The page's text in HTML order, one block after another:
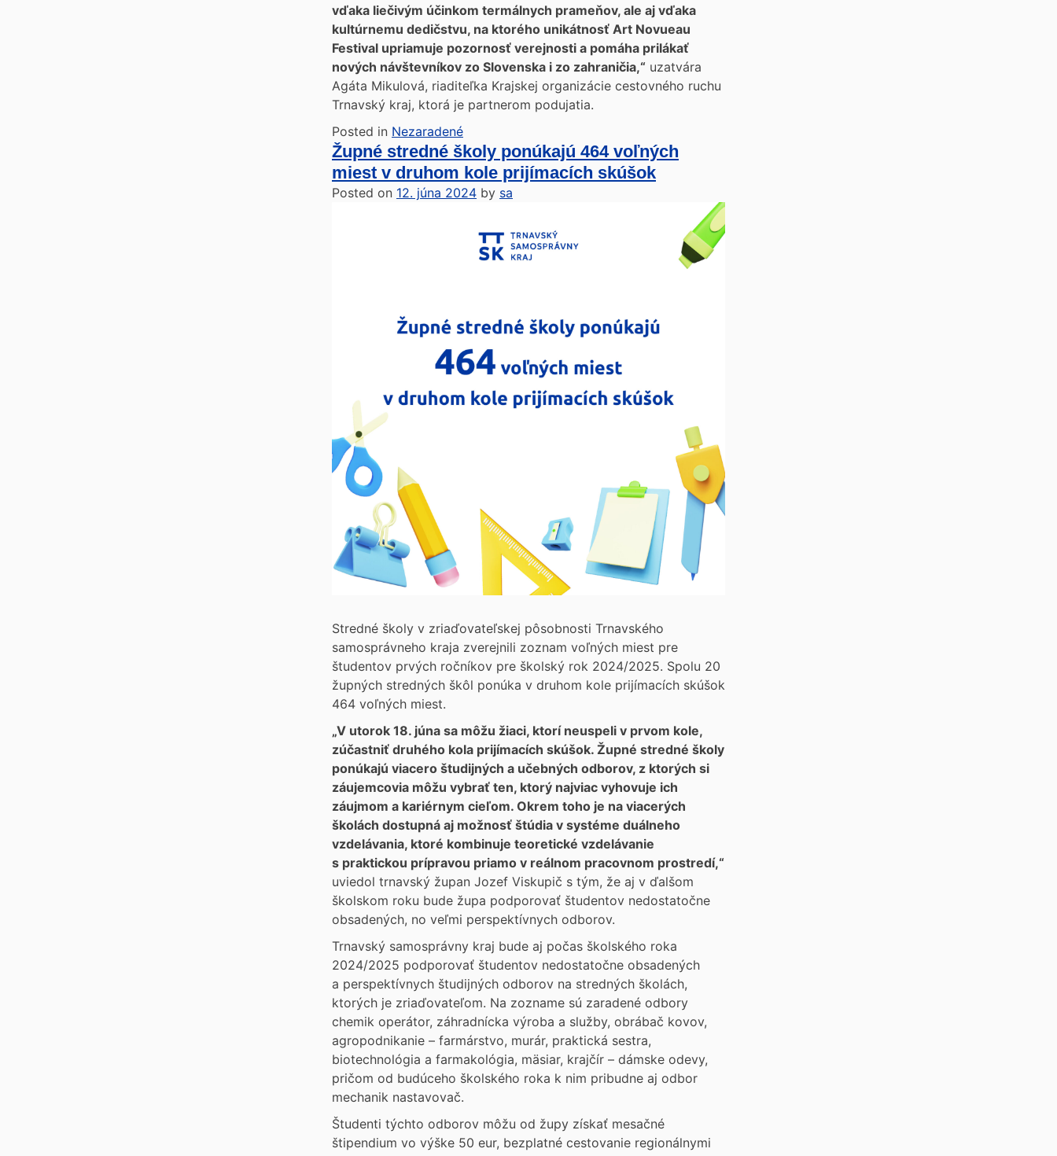
vďaka liečivým účinkom termálnych prameňov, ale aj vďaka
kultúrnemu dedičstvu, na ktorého unikátnosť Art Novueau
Festival upriamuje pozornosť verejnosti a pomáha prilákať
nových návštevníkov zo Slovenska i zo zahraničia,“ uzatvára
Agáta Mikulová, riaditeľka Krajskej organizácie cestovného ruchu
Trnavský kraj, ktorá je partnerom podujatia.
Posted in Nezaradené
Župné stredné školy ponúkajú 464 voľných
miest v druhom kole prijímacích skúšok
Posted on 12. júna 2024 by sa
Stredné školy v zriaďovateľskej pôsobnosti Trnavského
samosprávneho kraja zverejnili zoznam voľných miest pre
študentov prvých ročníkov pre školský rok 2024/2025. Spolu 20
župných stredných škôl ponúka v druhom kole prijímacích skúšok
464 voľných miest.
„V utorok 18. júna sa môžu žiaci, ktorí neuspeli v prvom kole,
zúčastniť druhého kola prijímacích skúšok. Župné stredné školy
ponúkajú viacero študijných a učebných odborov, z ktorých si
záujemcovia môžu vybrať ten, ktorý najviac vyhovuje ich
záujmom a kariérnym cieľom. Okrem toho je na viacerých
školách dostupná aj možnosť štúdia v systéme duálneho
vzdelávania, ktoré kombinuje teoretické vzdelávanie
s praktickou prípravou priamo v reálnom pracovnom prostredí,“
uviedol trnavský župan Jozef Viskupič s tým, že aj v ďalšom
školskom roku bude župa podporovať študentov nedostatočne
obsadených, no veľmi perspektívnych odborov.
Trnavský samosprávny kraj bude aj počas školského roka
2024/2025 podporovať študentov nedostatočne obsadených
a perspektívnych študijných odborov na stredných školách,
ktorých je zriaďovateľom. Na zozname sú zaradené odbory
chemik operátor, záhradnícka výroba a služby, obrábač kovov,
agropodnikanie – farmárstvo, murár, praktická sestra,
biotechnológia a farmakológia, mäsiar, krajčír – dámske odevy,
pričom od budúceho školského roka k nim pribudne aj odbor
mechanik nastavovač.
Študenti týchto odborov môžu od župy získať mesačné
štipendium vo výške 50 eur, bezplatné cestovanie regionálnymi